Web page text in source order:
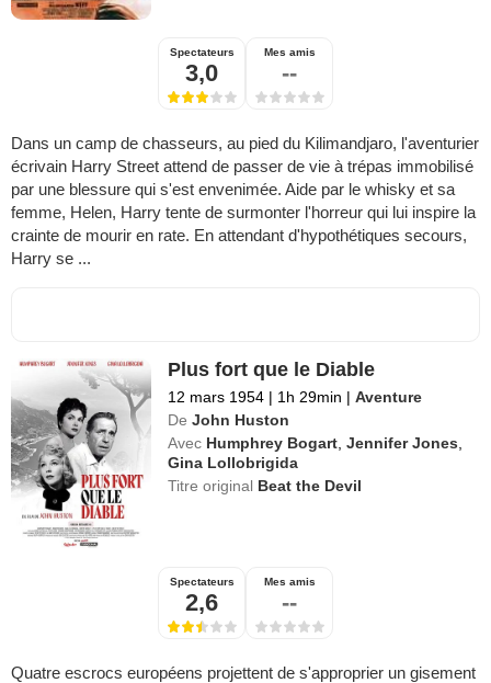
Spectateurs
3,0
Mes amis
--
Dans un camp de chasseurs, au pied du Kilimandjaro, l'aventurier
écrivain Harry Street attend de passer de vie à trépas immobilisé
par une blessure qui s'est envenimée. Aide par le whisky et sa
femme, Helen, Harry tente de surmonter l'horreur qui lui inspire la
crainte de mourir en rate. En attendant d'hypothétiques secours,
Harry se ...
Plus fort que le Diable
12 mars 1954 | 1h 29min | Aventure
De John Huston
Avec Humphrey Bogart ,Jennifer Jones
Gina Lollobrigida
Titre original Beat the Devil
Spectateurs
2,6
Mes amis
--
Quatre escrocs européens projettent de s'approprier un gisement